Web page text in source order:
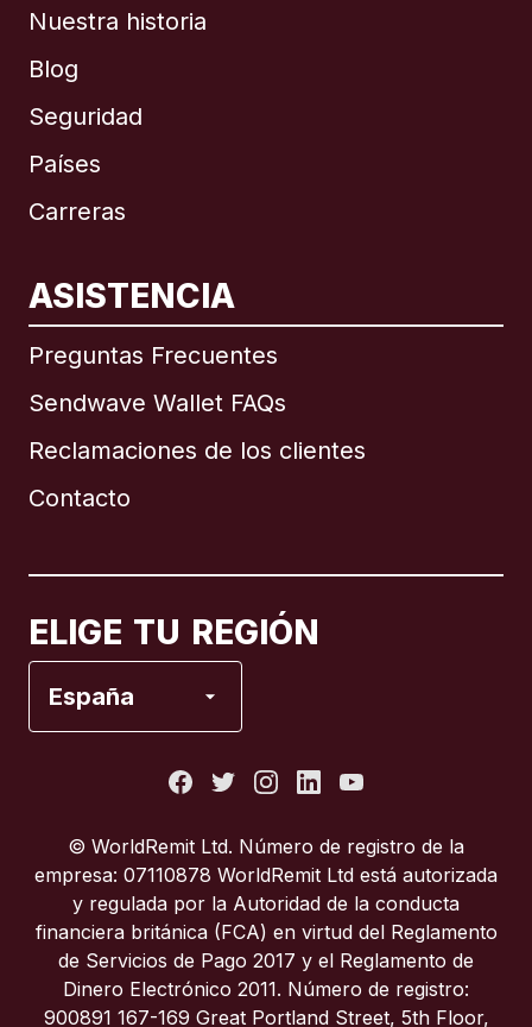
Nuestra historia
Blog
Seguridad
Países
Carreras
ASISTENCIA
Preguntas Frecuentes
Sendwave Wallet FAQs
Reclamaciones de los clientes
Contacto
ELIGE TU REGIÓN
España
Internacional English
Brasil
Italia
Portugal
© WorldRemit Ltd. Número de registro de la
empresa: 07110878 WorldRemit Ltd está autorizada
y regulada por la Autoridad de la conducta
financiera británica (FCA) en virtud del Reglamento
de Servicios de Pago 2017 y el Reglamento de
Dinero Electrónico 2011. Número de registro:
900891 167-169 Great Portland Street, 5th Floor,